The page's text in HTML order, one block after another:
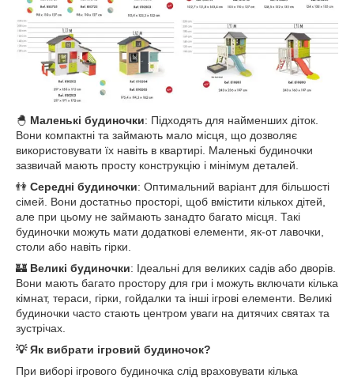
🐣 Маленькі будиночки: Підходять для найменших діток.
Вони компактні та займають мало місця, що дозволяє
використовувати їх навіть в квартирі. Маленькі будиночки
зазвичай мають просту конструкцію і мінімум деталей.
👫 Середні будиночки: Оптимальний варіант для більшості
сімей. Вони достатньо просторі, щоб вмістити кількох дітей,
але при цьому не займають занадто багато місця. Такі
будиночки можуть мати додаткові елементи, як-от лавочки,
столи або навіть гірки.
🏰 Великі будиночки: Ідеальні для великих садів або дворів.
Вони мають багато простору для гри і можуть включати кілька
кімнат, тераси, гірки, гойдалки та інші ігрові елементи. Великі
будиночки часто стають центром уваги на дитячих святах та
зустрічах.
💡 Як вибрати ігровий будиночок?
При виборі ігрового будиночка слід враховувати кілька